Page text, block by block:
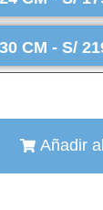
30 CM - S/
Añadir